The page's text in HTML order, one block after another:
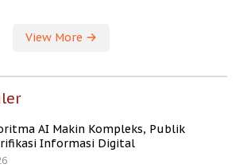
View More
AI Makin Kompleks, Publik
Informasi Digital